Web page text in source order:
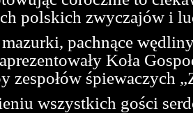
polskich zwyczajów i
pachnące
Koła
zespołów śpiewaczych
wszystkich gości